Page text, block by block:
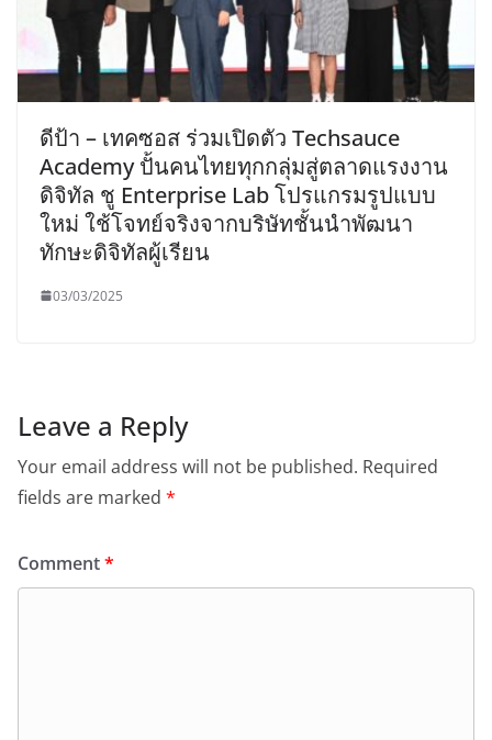
ดีป้า – เทคซอส ร่วมเปิดตัว Techsauce
Academy ปั้นคนไทยทุกกลุ่มสู่ตลาดแรงงาน
ดิจิทัล ชู Enterprise Lab โปรแกรมรูปแบบ
ใหม่ ใช้โจทย์จริงจากบริษัทชั้นนำพัฒนา
ทักษะดิจิทัลผู้เรียน
03/03/2025
Leave a Reply
Your email address will not be published. Required
fields are marked *
Comment*